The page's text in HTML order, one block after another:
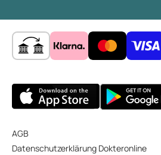
AGB
Datenschutzerklärung Dokteronline